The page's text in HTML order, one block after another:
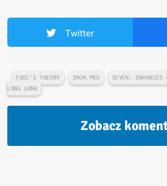
Twitter
FOOL'S THEORY IMGN.PRO SEVEN:
LONG GONE
Zobacz